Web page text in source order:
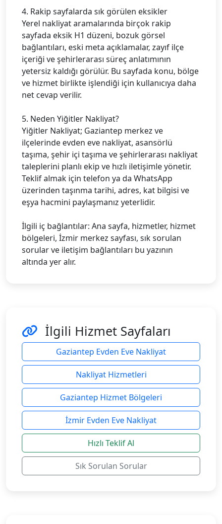
4. Rakip sayfalarda sık görülen eksikler
Yerel nakliyat aramalarında birçok rakip
sayfada eksik H1 düzeni, bozuk görsel
bağlantıları, eski meta açıklamalar, zayıf ilçe
içeriği ve şehirlerarası süreç anlatımının
yetersiz kaldığı görülür. Bu sayfada konu, bölge
ve hizmet birlikte işlendiği için kullanıcıya daha
net cevap verilir.
5. Neden Yiğitler Nakliyat?
Yiğitler Nakliyat; Gaziantep merkez ve
ilçelerinde evden eve nakliyat, asansörlü
taşıma, şehir içi taşıma ve şehirlerarası nakliyat
taleplerini planlı ekip ve hızlı iletişimle yönetir.
Teklif almak için telefon ya da WhatsApp
üzerinden taşınma tarihi, adres, kat bilgisi ve
eşya hacmini paylaşmanız yeterlidir.
İlgili iç bağlantılar: Ana sayfa, hizmetler, hizmet
bölgeleri, İzmir merkez sayfası, sık sorulan
sorular ve iletişim bağlantıları bu yazının
altında yer alır.
İlgili Hizmet Sayfaları
Gaziantep Evden Eve Nakliyat
Nakliyat Hizmetleri
Gaziantep Hizmet Bölgeleri
İzmir Evden Eve Nakliyat
Hızlı Teklif Al
Sık Sorulan Sorular